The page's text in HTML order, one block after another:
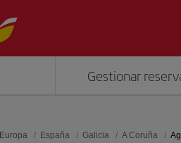
Gestionar
Europa España Galicia A Coruña